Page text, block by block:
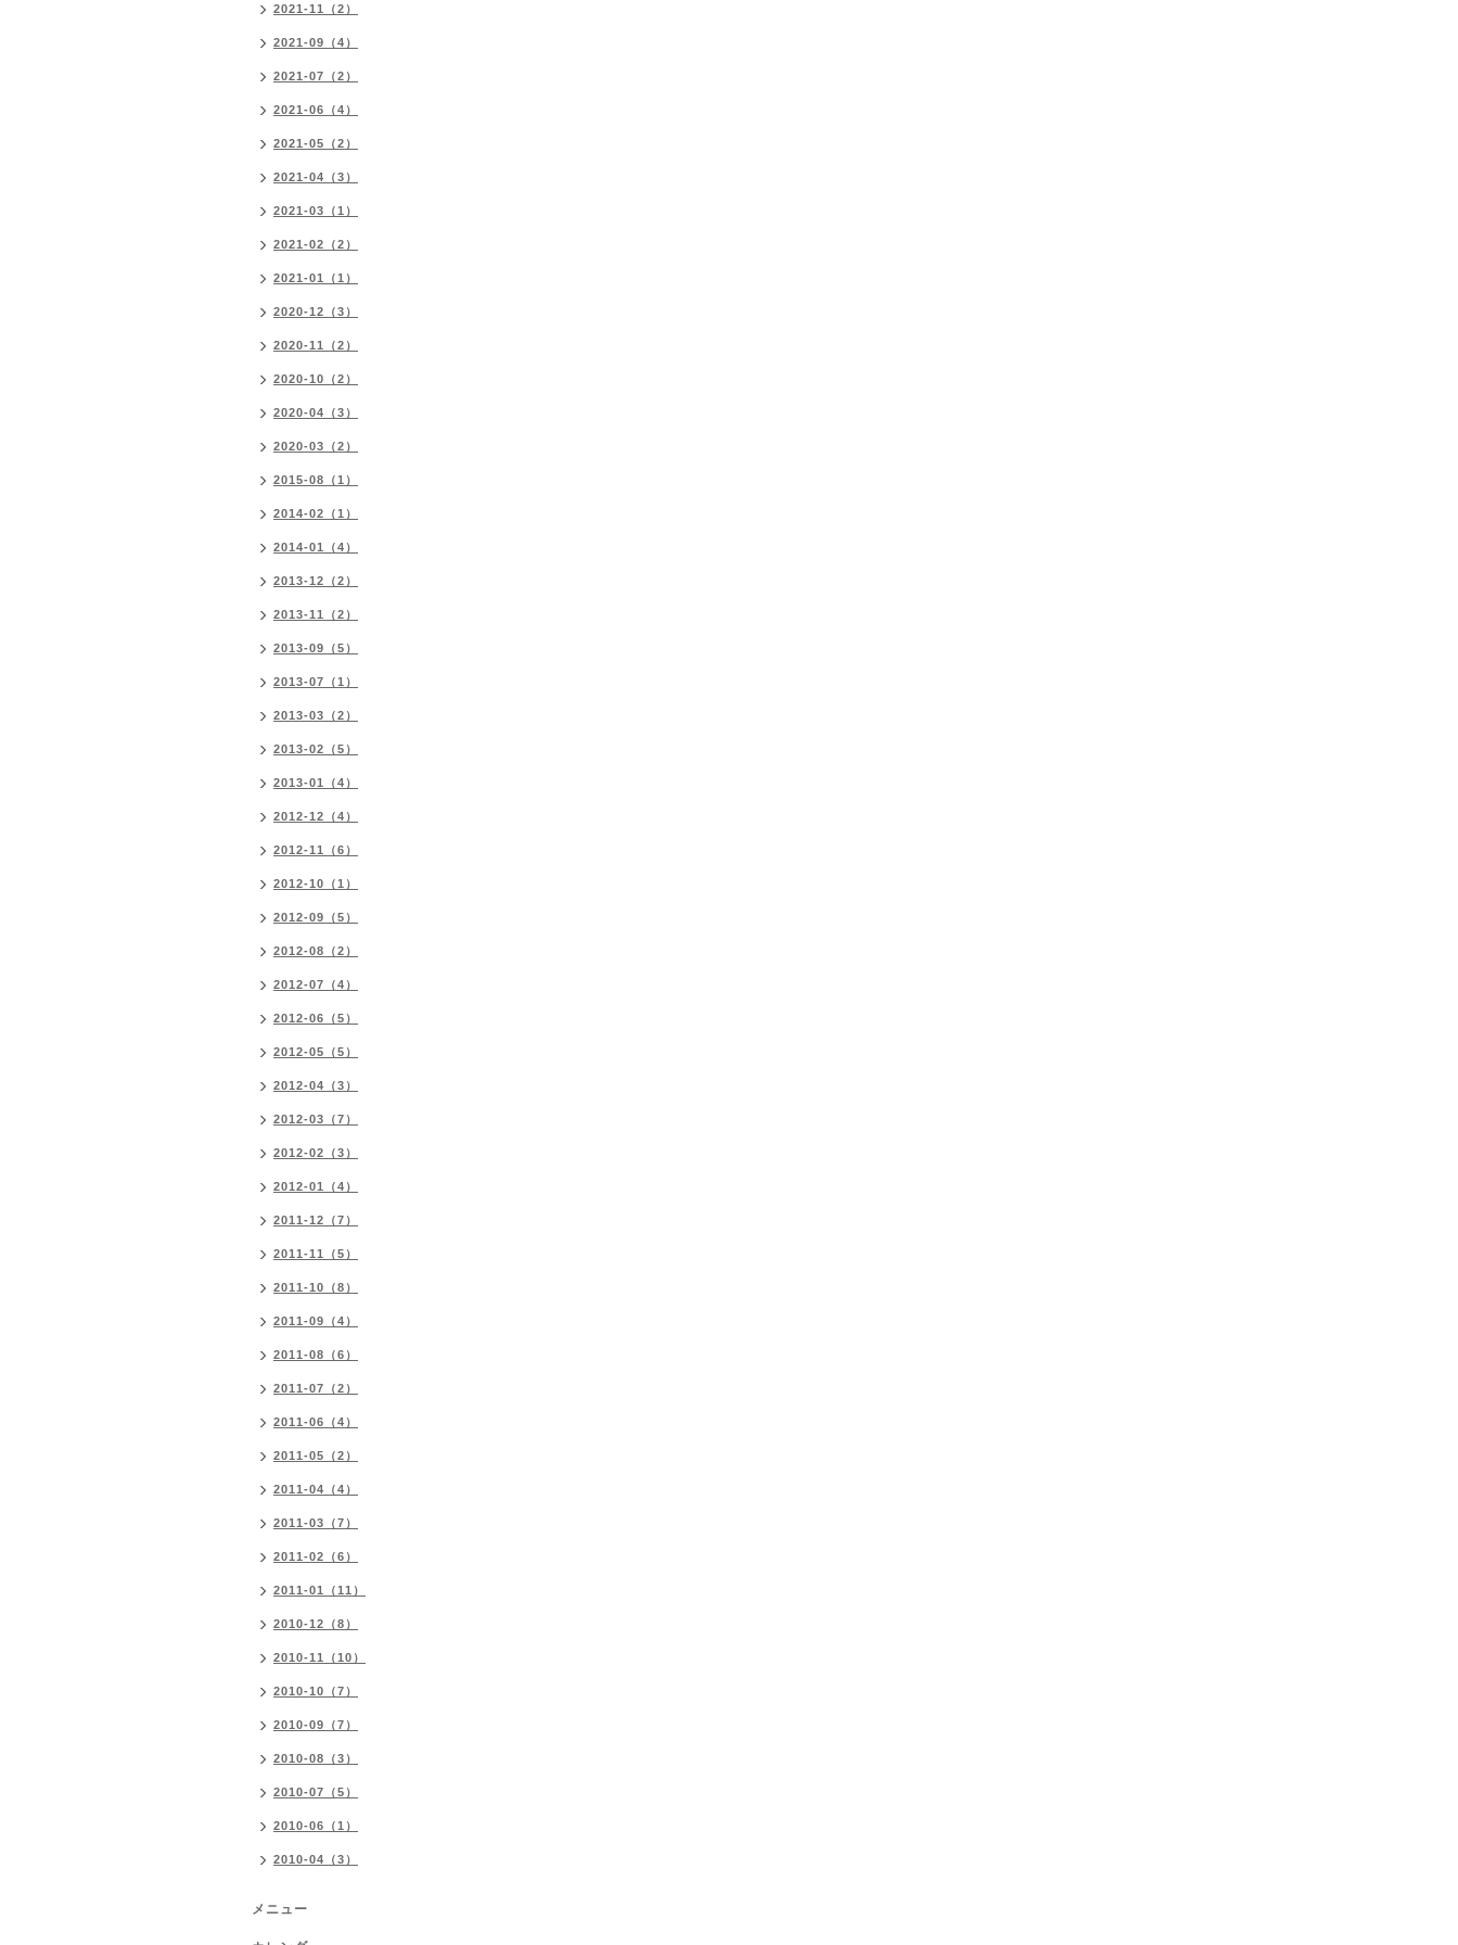
2021-11（2）
2021-09（4）
2021-07（2）
2021-06（4）
2021-05（2）
2021-04（3）
2021-03（1）
2021-02（2）
2021-01（1）
2020-12（3）
2020-11（2）
2020-10（2）
2020-04（3）
2020-03（2）
2015-08（1）
2014-02（1）
2014-01（4）
2013-12（2）
2013-11（2）
2013-09（5）
2013-07（1）
2013-03（2）
2013-02（5）
2013-01（4）
2012-12（4）
2012-11（6）
2012-10（1）
2012-09（5）
2012-08（2）
2012-07（4）
2012-06（5）
2012-05（5）
2012-04（3）
2012-03（7）
2012-02（3）
2012-01（4）
2011-12（7）
2011-11（5）
2011-10（8）
2011-09（4）
2011-08（6）
2011-07（2）
2011-06（4）
2011-05（2）
2011-04（4）
2011-03（7）
2011-02（6）
2011-01（11）
2010-12（8）
2010-11（10）
2010-10（7）
2010-09（7）
2010-08（3）
2010-07（5）
2010-06（1）
2010-04（3）
メニュー